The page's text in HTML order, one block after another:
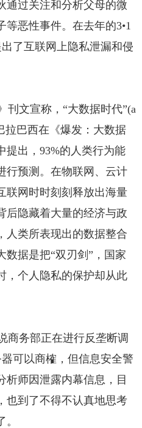
通过关注和分析父母的微
恶性事件。在去年的3•1
了互联网上隐私泄漏和侵
文宣称，“大数据时代”(a
拉巴西在《爆发：大数据
提出，93%的人类行为能
行预测。在物联网、云计
联网时时刻刻释放出海量
后隐藏着大量的经济与政
人类所表现出的数据整合
数据是把“双刃剑”，国家
，个人隐私的保护却从此
务部正在进行反垄断调
可以商榷，但信息安全警
析师因泄露内幕信息，目
也到了不得不认真地思考